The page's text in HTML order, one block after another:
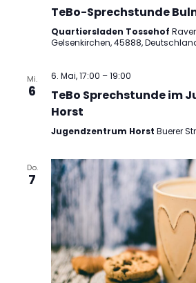
TeBo-Sprechstunde
Quartiersladen Tossehof
Gelsenkirchen, 45888,
Mi.
6
6. Mai, 17:00 –19:00
TeBo Sprechstunde im
Horst
Jugendzentrum Horst Buerer
Do.
7